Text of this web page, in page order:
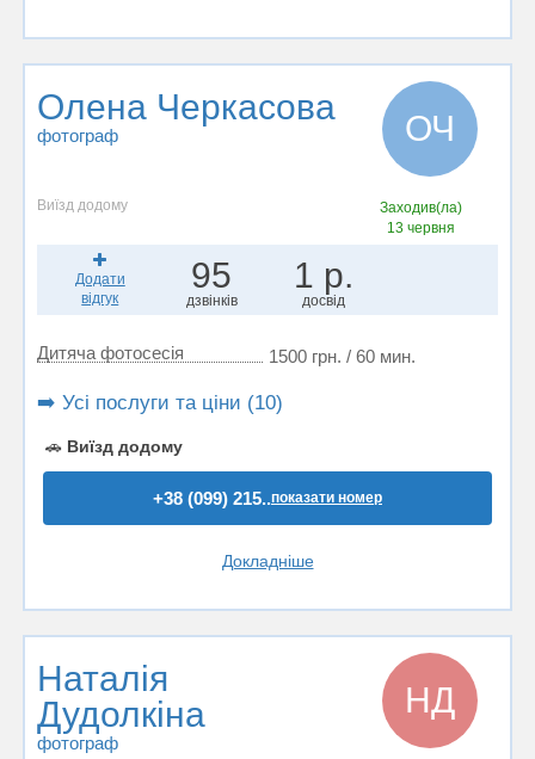
Олена Черкасова
фотограф ОЧ
Виїзд додому
Заходив(ла)
13 червня
Додати
відгук
95
дзвінків
1 р.
досвід
Дитяча фотосесія 1500 грн. / 60 мин.
➡️ Усі послуги та ціни (10)
🚗 Виїзд додому
+38 (099) 215..показати номер
Докладніше
Наталія
Дудолкіна
фотограф
НД